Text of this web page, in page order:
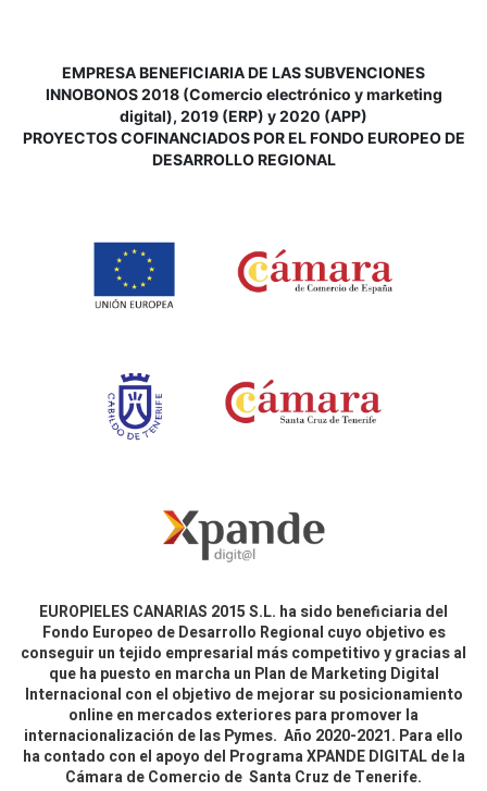
EMPRESA BENEFICIARIA DE LAS SUBVENCIONES
INNOBONOS 2018 (Comercio electrónico y marketing
digital), 2019 (ERP) y 2020 (APP)
PROYECTOS COFINANCIADOS POR EL FONDO EUROPEO DE
DESARROLLO REGIONAL
EUROPIELES CANARIAS 2015 S.L. ha sido beneficiaria del
Fondo Europeo de Desarrollo Regional cuyo objetivo es
conseguir un tejido empresarial más competitivo y gracias al
que ha puesto en marcha un Plan de Marketing Digital
Internacional con el objetivo de mejorar su posicionamiento
online en mercados exteriores para promover la
internacionalización de las Pymes. Año 2020-2021. Para ello
ha contado con el apoyo del Programa XPANDE DIGITAL de la
Cámara de Comercio de Santa Cruz de Tenerife.